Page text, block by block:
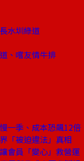
水圳綠道
、嚐友情牛排
一季、成本恐飆12倍
「被迫違法」真相
會員「變心」救營運